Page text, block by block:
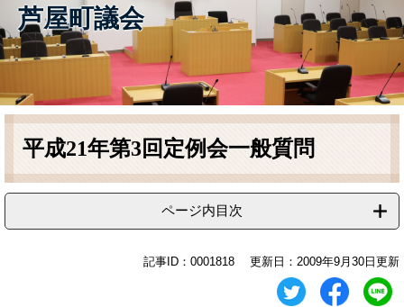
へ
芦屋町議会
本
平成21年第3回定例会一般質問
ページ内目次
記事ID：0001818 更新日：2009年9月30日更新